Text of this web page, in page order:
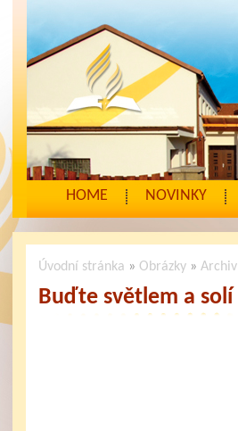
HOME NOVINKY
Úvodní stránka » Obrázky »Archiv
Buďte světlem a solí